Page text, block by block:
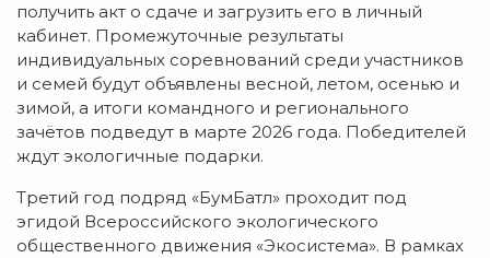
получить акт о сдаче и загрузить его в личный
кабинет. Промежуточные результаты
индивидуальных соревнований среди участников
и семей будут объявлены весной, летом, осенью и
зимой, а итоги командного и регионального
зачётов подведут в марте 2026 года. Победителей
ждут экологичные подарки.
Третий год подряд «БумБатл» проходит под
эгидой Всероссийского экологического
общественного движения «Экосистема». В рамках